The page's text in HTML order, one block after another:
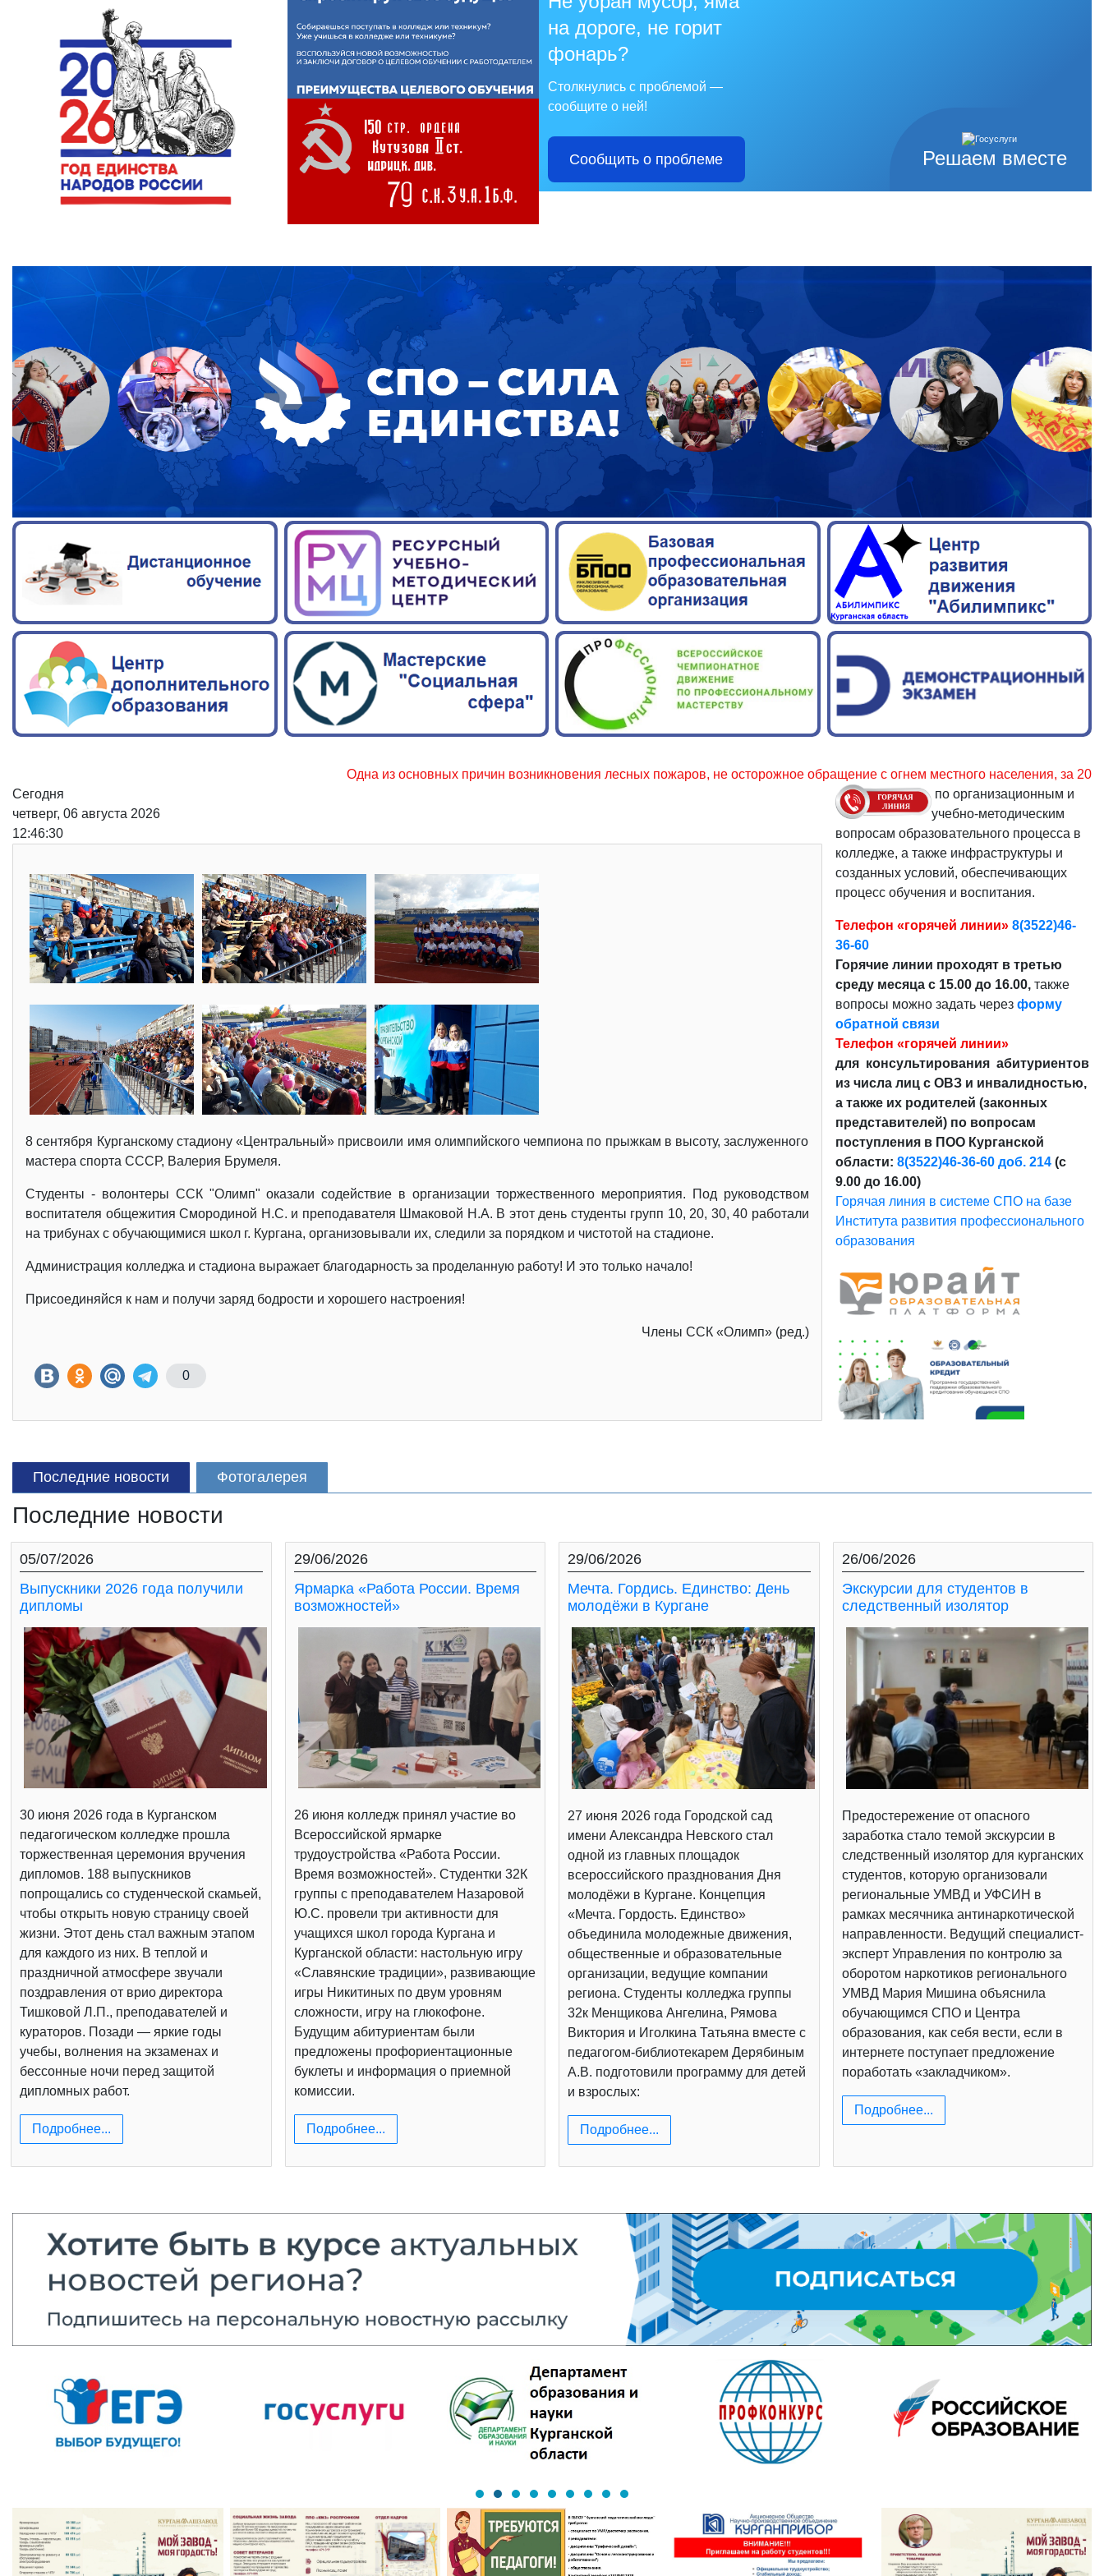
Решаем вместе
на дороге, не горит
фонарь?
Столкнулись с проблемой —
сообщите о ней!
Сообщить о проблеме
Одна из основных причин возникновения лесных пожаров, не осторожное обращение с огнем местного населения, за 2023 – 33,4%. Уважаемые
Сегодня
четверг, 06 августа 2026
12:46:32
8 сентября Курганскому стадиону «Центральный» присвоили имя олимпийского чемпиона по прыжкам в высоту, заслуженного
мастера спорта СССР, Валерия Брумеля.
Студенты - волонтеры ССК "Олимп" оказали содействие в организации торжественного мероприятия. Под руководством
воспитателя общежития Смородиной Н.С. и преподавателя Шмаковой Н.А. В этот день студенты групп 10, 20, 30, 40 работали
на трибунах с обучающимися школ г. Кургана, организовывали их, следили за порядком и чистотой на стадионе.
Администрация колледжа и стадиона выражает благодарность за проделанную работу! И это только начало!
Присоединяйся к нам и получи заряд бодрости и хорошего настроения!
Члены ССК «Олимп» (ред.)
0
по организационным и
учебно-методическим
вопросам образовательного процесса в
колледже, а также инфраструктуры и
созданных условий, обеспечивающих
процесс обучения и воспитания.
Телефон «горячей линии» 8(3522)46-
36-60
Горячие линии проходят в третью
среду месяца с 15.00 до 16.00, также
вопросы можно задать через форму
обратной связи
Телефон «горячей линии»
для консультирования абитуриентов
из числа лиц с ОВЗ и инвалидностью,
а также их родителей (законных
представителей) по вопросам
поступления в ПОО Курганской
области: 8(3522)46-36-60 доб. 214(с
9.00 до 16.00)
Горячая линия в системе СПО на базе
Института развития профессионального
образования
Последние новости Фотогалерея
Последние новости
05/07/2026
Выпускники 2026 года получили
дипломы
30 июня 2026 года в Курганском
педагогическом колледже прошла
торжественная церемония вручения
дипломов. 188 выпускников
попрощались со студенческой скамьей,
чтобы открыть новую страницу своей
жизни. Этот день стал важным этапом
для каждого из них. В теплой и
праздничной атмосфере звучали
поздравления от врио директора
Тишковой Л.П., преподавателей и
кураторов. Позади — яркие годы
учебы, волнения на экзаменах и
бессонные ночи перед защитой
дипломных работ.
Подробнее...
29/06/2026
Ярмарка «Работа России. Время
возможностей»
26 июня колледж принял участие во
Всероссийской ярмарке
трудоустройства «Работа России.
Время возможностей». Студентки 32К
группы с преподавателем Назаровой
Ю.С. провели три активности для
учащихся школ города Кургана и
Курганской области: настольную игру
«Славянские традиции», развивающие
игры Никитиных по двум уровням
сложности, игру на глюкофоне.
Будущим абитуриентам были
предложены профориентационные
буклеты и информация о приемной
комиссии.
Подробнее...
29/06/2026
Мечта. Гордись. Единство: День
молодёжи в Кургане
27 июня 2026 года Городской сад
имени Александра Невского стал
одной из главных площадок
всероссийского празднования Дня
молодёжи в Кургане. Концепция
«Мечта. Гордость. Единство»
объединила молодежные движения,
общественные и образовательные
организации, ведущие компании
региона. Студенты колледжа группы
32к Менщикова Ангелина, Рямова
Виктория и Иголкина Татьяна вместе с
педагогом-библиотекарем Дерябиным
А.В. подготовили программу для детей
и взрослых:
Подробнее...
26/06/2026
Экскурсии для студентов в
следственный изолятор
Предостережение от опасного
заработка стало темой экскурсии в
следственный изолятор для курганских
студентов, которую организовали
региональные УМВД и УФСИН в
рамках месячника антинаркотической
направленности. Ведущий специалист-
эксперт Управления по контролю за
оборотом наркотиков регионального
УМВД Мария Мишина объяснила
обучающимся СПО и Центра
образования, как себя вести, если в
интернете поступает предложение
поработать «закладчиком».
Подробнее...